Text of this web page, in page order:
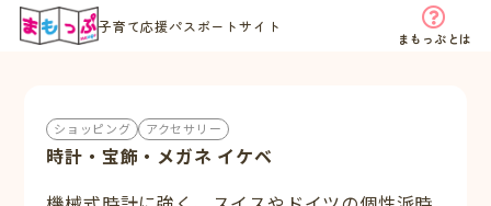
子育て応援パスポートサイト
まもっぷとは
ショッピング アクセサリー
時計・宝飾・メガネ イケベ